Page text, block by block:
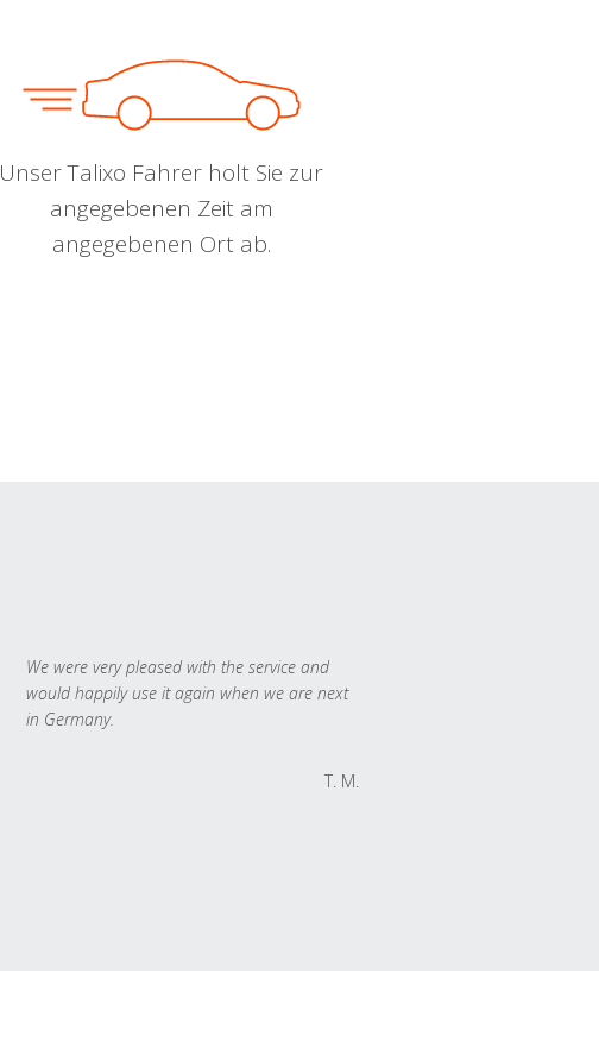
Unser Talixo Fahrer holt Sie zur
angegebenen Zeit am
angegebenen Ort ab.
We were very pleased with the service and
would happily use it again when we are next
in Germany.
T. M.